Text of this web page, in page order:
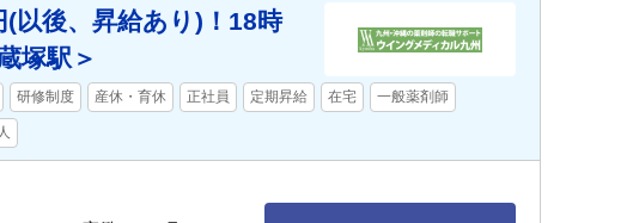
(以後、昇給あり)！18時
塚駅＞
研修制度 産休・育休 正社員 定期昇給 在宅 一般薬剤師